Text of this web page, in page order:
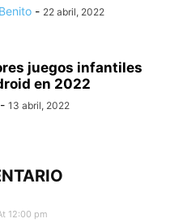
- 22 abril, 2022
juegos infantiles
en 2022
- 13 abril, 2022
12:00 pm